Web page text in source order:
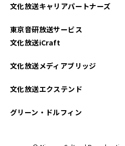
文化放送キャリアパートナーズ
東京音研放送サービス
文化放送iCraft
文化放送メディアブリッジ
文化放送エクステンド
グリーン・ドルフィン